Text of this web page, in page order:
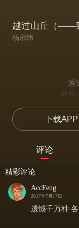
越过山丘（——
杨宗纬
越
戴着
他问
为何婚礼
我说我
我问
回到二十岁
就
下载APP
评论
精彩评论
AccFeng
2017年7月17日
遗憾千万种